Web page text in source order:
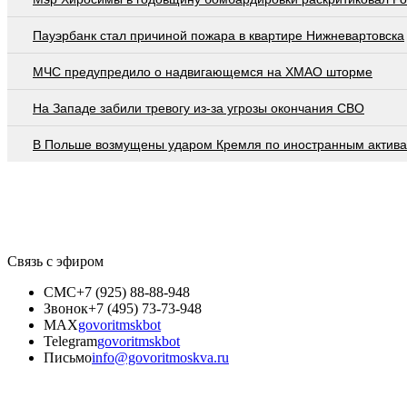
Пауэрбанк стал причиной пожара в квартире Нижневартовска
МЧС предупредило о надвигающемся на ХМАО шторме
На Западе забили тревогу из-за угрозы окончания СВО
В Польше возмущены ударом Кремля по иностранным
Связь с эфиром
СМС+7 (925) 88-88-948
Звонок+7 (495) 73-73-948
MAXgovoritmskbot
Telegramgovoritmskbot
Письмоinfo@govoritmoskva.ru